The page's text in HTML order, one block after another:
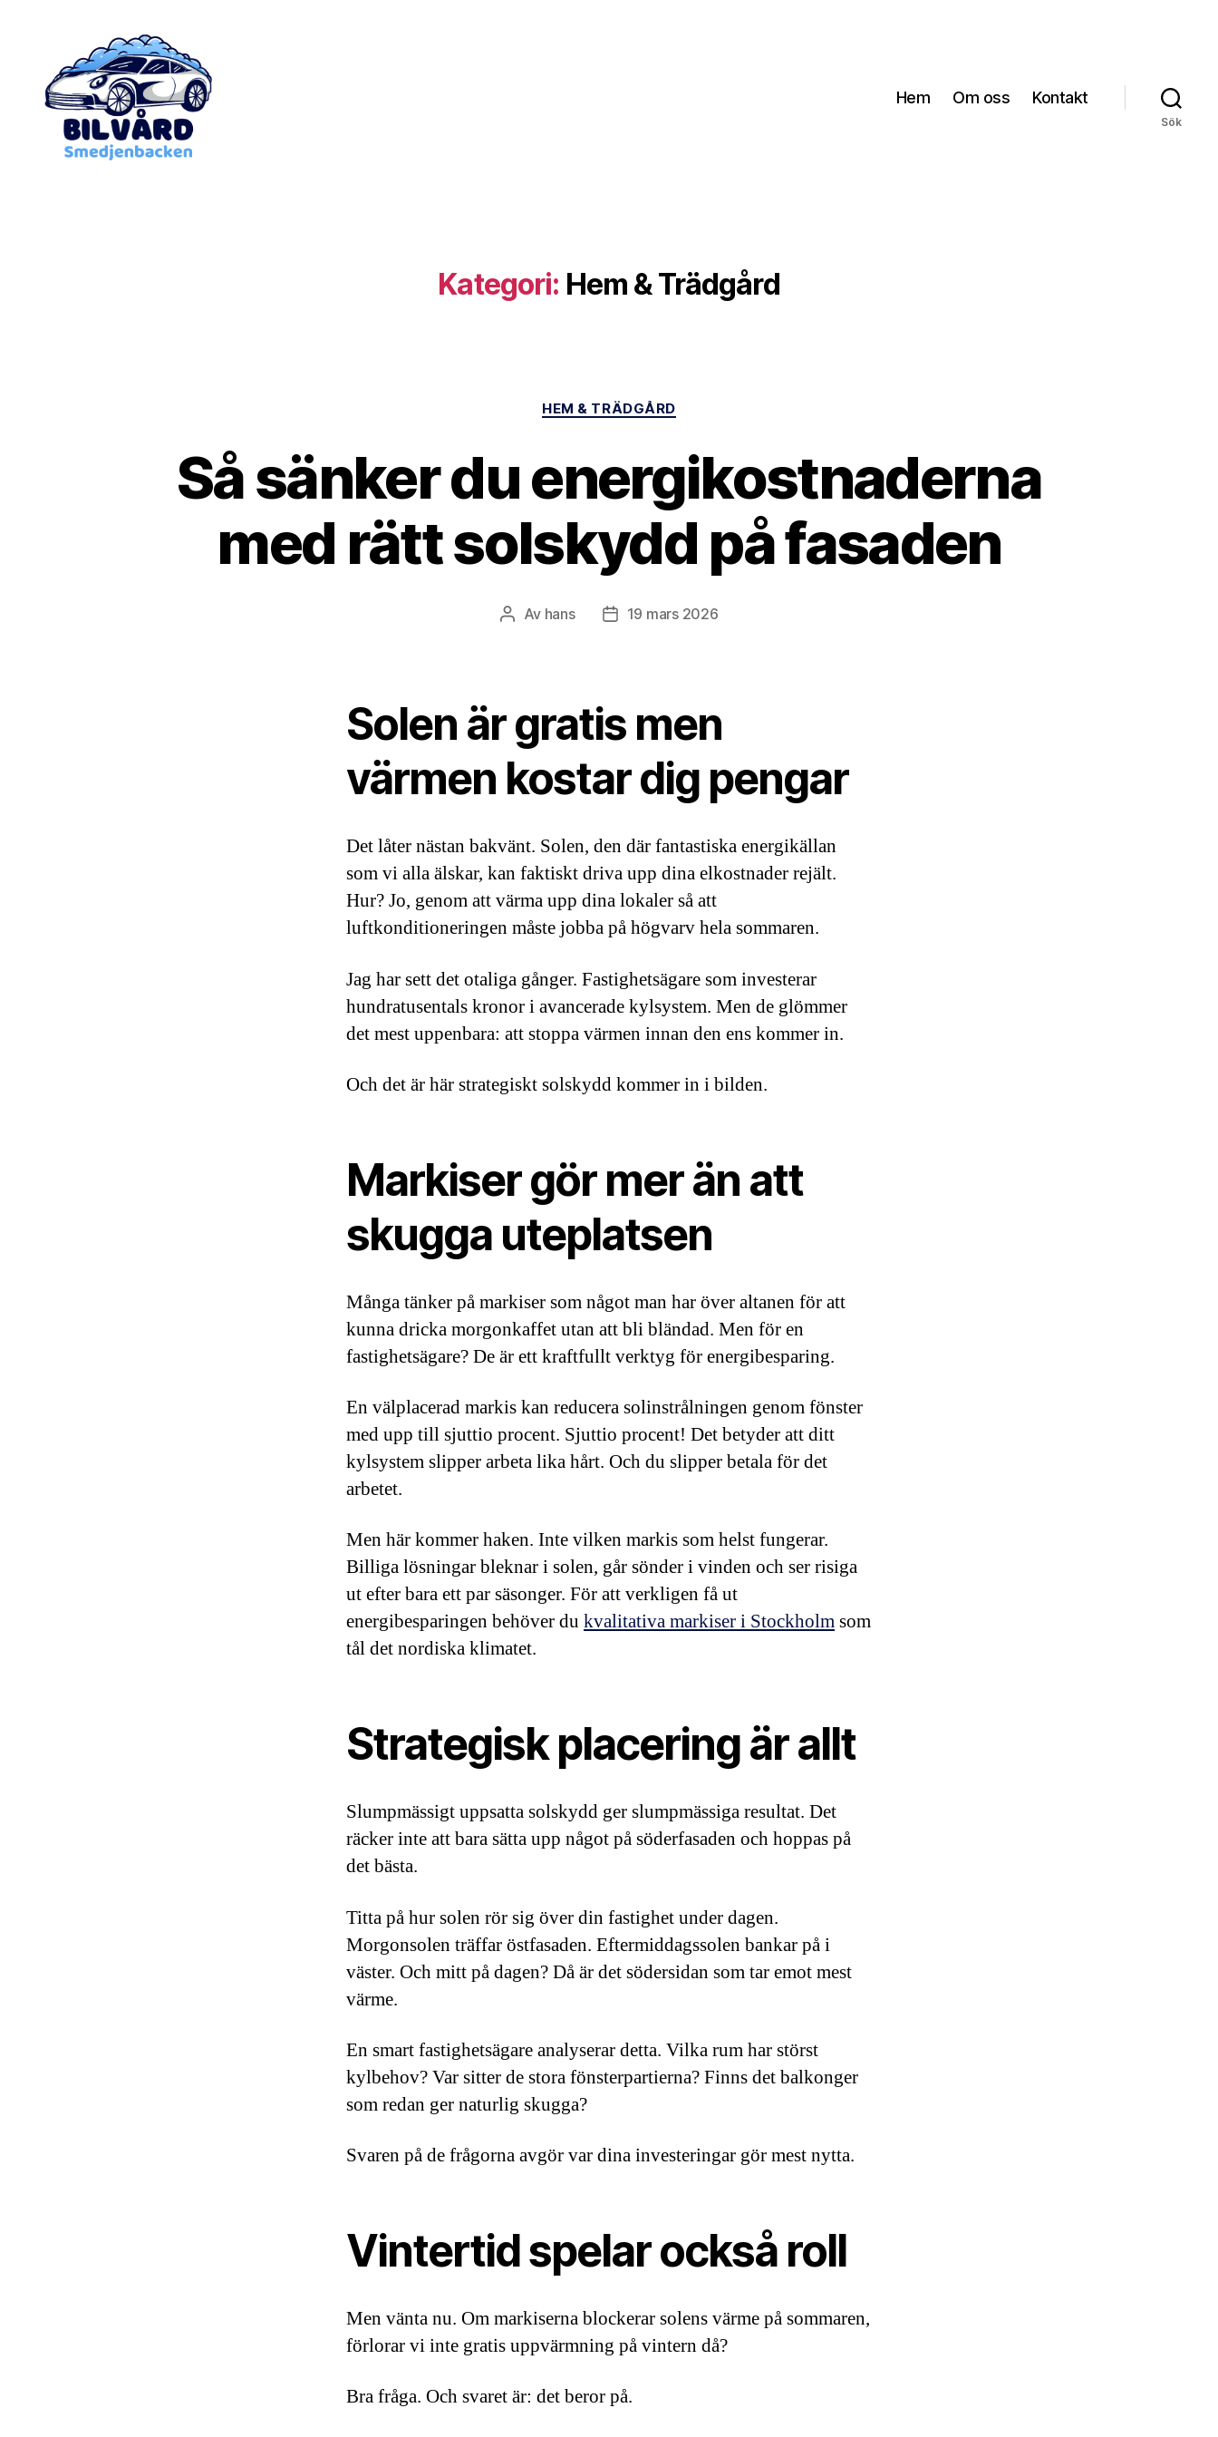
Hem Om oss Kontakt
Sök
Kategori: Hem & Trädgård
Kategorier
HEM & TRÄDGÅRD
Så sänker du energikostnaderna
med rätt solskydd på fasaden
Inläggsförfattare
Av hans Inläggsdatum
19 mars 2026
Solen är gratis men
värmen kostar dig pengar
Det låter nästan bakvänt. Solen, den där fantastiska energikällan
som vi alla älskar, kan faktiskt driva upp dina elkostnader rejält.
Hur? Jo, genom att värma upp dina lokaler så att
luftkonditioneringen måste jobba på högvarv hela sommaren.
Jag har sett det otaliga gånger. Fastighetsägare som investerar
hundratusentals kronor i avancerade kylsystem. Men de glömmer
det mest uppenbara: att stoppa värmen innan den ens kommer in.
Och det är här strategiskt solskydd kommer in i bilden.
Markiser gör mer än att
skugga uteplatsen
Många tänker på markiser som något man har över altanen för att
kunna dricka morgonkaffet utan att bli bländad. Men för en
fastighetsägare? De är ett kraftfullt verktyg för energibesparing.
En välplacerad markis kan reducera solinstrålningen genom fönster
med upp till sjuttio procent. Sjuttio procent! Det betyder att ditt
kylsystem slipper arbeta lika hårt. Och du slipper betala för det
arbetet.
Men här kommer haken. Inte vilken markis som helst fungerar.
Billiga lösningar bleknar i solen, går sönder i vinden och ser risiga
ut efter bara ett par säsonger. För att verkligen få ut
energibesparingen behöver du kvalitativa markiser i Stockholmsom
tål det nordiska klimatet.
Strategisk placering är allt
Slumpmässigt uppsatta solskydd ger slumpmässiga resultat. Det
räcker inte att bara sätta upp något på söderfasaden och hoppas på
det bästa.
Titta på hur solen rör sig över din fastighet under dagen.
Morgonsolen träffar östfasaden. Eftermiddagssolen bankar på i
väster. Och mitt på dagen? Då är det södersidan som tar emot mest
värme.
En smart fastighetsägare analyserar detta. Vilka rum har störst
kylbehov? Var sitter de stora fönsterpartierna? Finns det balkonger
som redan ger naturlig skugga?
Svaren på de frågorna avgör var dina investeringar gör mest nytta.
Vintertid spelar också roll
Men vänta nu. Om markiserna blockerar solens värme på sommaren,
förlorar vi inte gratis uppvärmning på vintern då?
Bra fråga. Och svaret är: det beror på.